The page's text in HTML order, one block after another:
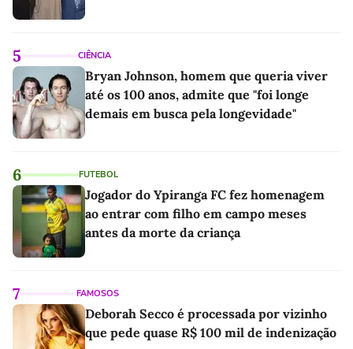
5 CIÊNCIA
Bryan Johnson, homem que queria viver
até os 100 anos, admite que "foi longe
demais em busca pela longevidade"
6 FUTEBOL
Jogador do Ypiranga FC fez homenagem
ao entrar com filho em campo meses
antes da morte da criança
7 FAMOSOS
Deborah Secco é processada por vizinho
que pede quase R$ 100 mil de indenização